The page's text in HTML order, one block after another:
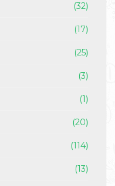
(32)
(17)
(25)
(3)
(1)
(20)
(114)
(13)